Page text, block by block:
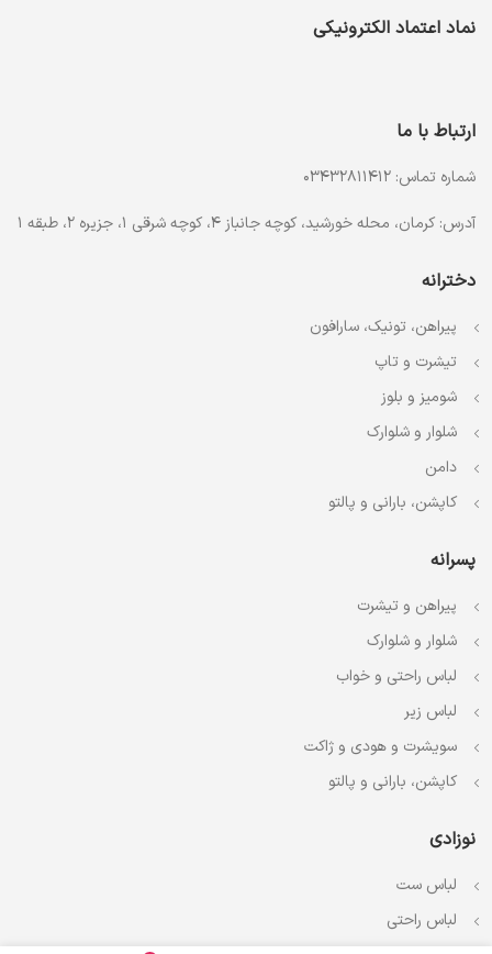
نماد اعتماد الکترونیکی
ارتباط با ما
شماره تماس: 03432811412
آدرس: کرمان، محله خورشید، کوچه جانباز 4، کوچه شرقی 1، جزیره 2، طبقه 1
دخترانه
پیراهن، تونیک، سارافون
تیشرت و تاپ
شومیز و بلوز
شلوار و شلوارک
دامن
کاپشن، بارانی و پالتو
پسرانه
پیراهن و تیشرت
شلوار و شلوارک
لباس راحتی و خواب
لباس زیر
سویشرت و هودی و ژاکت
کاپشن، بارانی و پالتو
نوزادی
لباس ست
لباس راحتی